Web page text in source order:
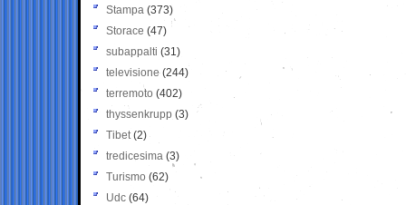
Stampa (373)
Storace (47)
subappalti (31)
televisione(244)
terremoto (402)
thyssenkrupp (3)
Tibet(2)
tredicesima (3)
Turismo (62)
Udc (64)